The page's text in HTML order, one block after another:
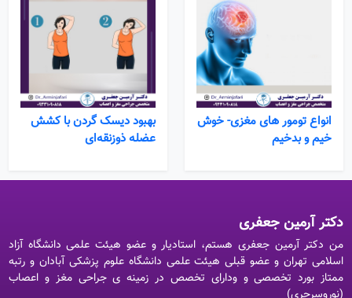
انواع تومور های مغزی- خوش
خیم و بدخیم
بهبود دیسک گردن با کشش
عضله ذوزنقه‌ای
دکتر آرمین جعفری
من دکتر آرمین جعفری هستم، استادیار و عضو هیئت علمی دانشگاه آزاد
اسلامی تهران و عضو قبلی هیئت علمی دانشگاه علوم پزشکی آبادان و رتبه
ممتاز بورد تخصصی و ودارای تخصص در زمینه ی جراحی مغز و اعصاب